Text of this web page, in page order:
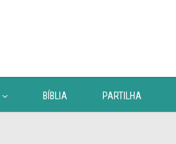
BÍBLIA PARTILHA